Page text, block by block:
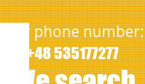
Our phone number:
+48 535177277